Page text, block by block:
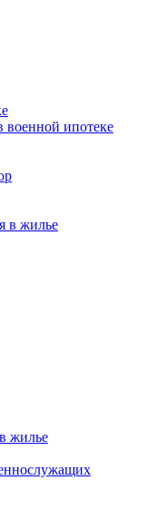
военной ипотеке
в жилье
жилье